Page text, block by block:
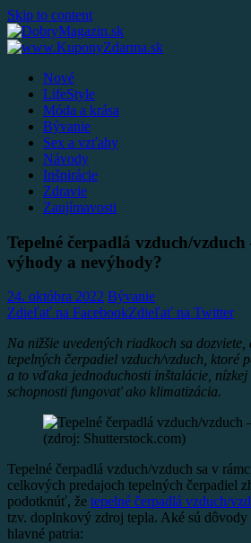
Skip to content
Nové
LifeStyle
Móda a krása
Bývanie
Sex a vzťahy
Návody
Inšpirácie
Zdravie
Zaujímavosti
Tepelné čerpadlá vzduch/vzduch
výhody a nevýhody?
24. októbra 2022 Bývanie
Zdieľať na FacebookZdieľať na Twitter
Na nižšie uvedených riadkoch sa
tepelných čerpadiel vzduch/vzduch, ktoré
a to vďaka jednoduchosti inštalácie,
schopnosti fungovať ako klimatizácia.
(zdroj: Shutterstock.com)
Tepelné čerpadlá vzduch/vzduch sa v
celkových predajoch tepelných čerpadiel
podotknúť, že tepelné čerpadlá vzduch/
tzv. doplnkový zdroj tepla. Aké sú
hlavné patria: